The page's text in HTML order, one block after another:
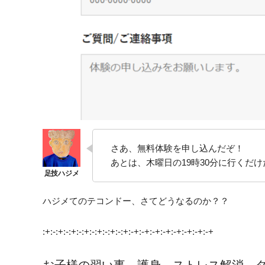
さあ、無料体験を申し込んだぞ！
あとは、木曜日の19時30分に行くだけ
ハジメてのテコンドー、さてどうなるのか？？
:+:-:+:-:+:-:+:-:+:-:+:-:+:-+:-+:-+:-+:-+:-+:-+:-+